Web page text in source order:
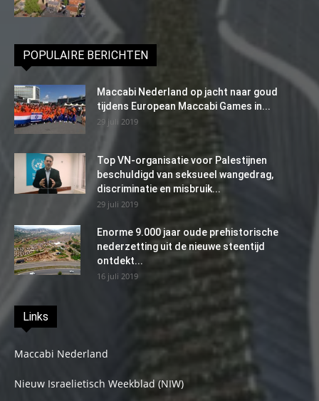
POPULAIRE BERICHTEN
Maccabi Nederland op jacht naar goud
tijdens European Maccabi Games in...
29 juli 2019
Top VN-organisatie voor Palestijnen
beschuldigd van seksueel wangedrag,
discriminatie en misbruik...
29 juli 2019
Enorme 9.000 jaar oude prehistorische
nederzetting uit de nieuwe steentijd
ontdekt...
16 juli 2019
Links
Maccabi Nederland
Nieuw Israelietisch Weekblad (NIW)